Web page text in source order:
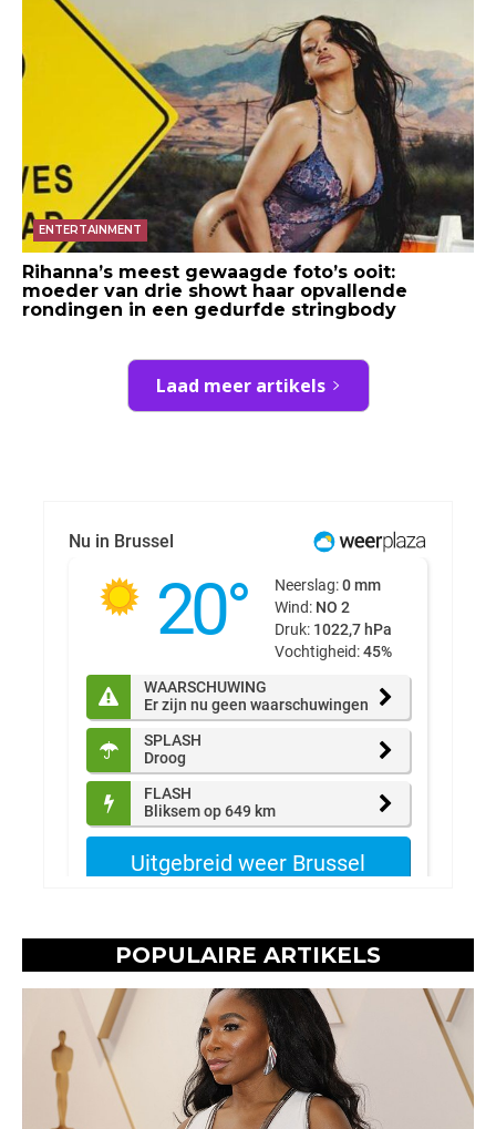
ENTERTAINMENT
Rihanna’s meest gewaagde foto’s ooit:
moeder van drie showt haar opvallende
rondingen in een gedurfde stringbody
Laad meer artikels
POPULAIRE ARTIKELS